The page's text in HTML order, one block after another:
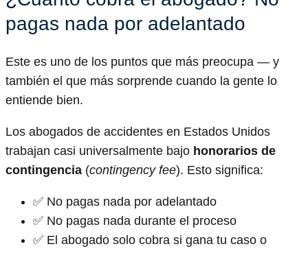
pagas nada por adelantado
Este es uno de los puntos que más preocupa — y
también el que más sorprende cuando la gente lo
entiende bien.
Los abogados de accidentes en Estados Unidos
trabajan casi universalmente bajo honorarios de
contingencia (contingency fee). Esto significa:
✅ No pagas nada por adelantado
✅ No pagas nada durante el proceso
✅ El abogado solo cobra si gana tu caso o